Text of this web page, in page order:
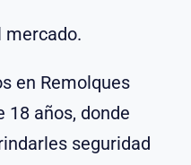
mercado.
en Remolques
18 años, donde
seguridad